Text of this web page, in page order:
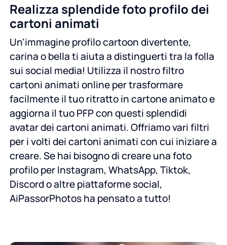
Realizza splendide foto profilo dei
cartoni animati
Un'immagine profilo cartoon divertente,
carina o bella ti aiuta a distinguerti tra la folla
sui social media! Utilizza il nostro filtro
cartoni animati online per trasformare
facilmente il tuo ritratto in cartone animato e
aggiorna il tuo PFP con questi splendidi
avatar dei cartoni animati. Offriamo vari filtri
per i volti dei cartoni animati con cui iniziare a
creare. Se hai bisogno di creare una foto
profilo per Instagram, WhatsApp, Tiktok,
Discord o altre piattaforme social,
AiPassorPhotos ha pensato a tutto!